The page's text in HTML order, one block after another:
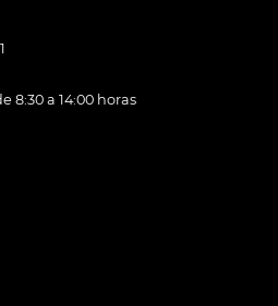
8:30 a 14:00 horas